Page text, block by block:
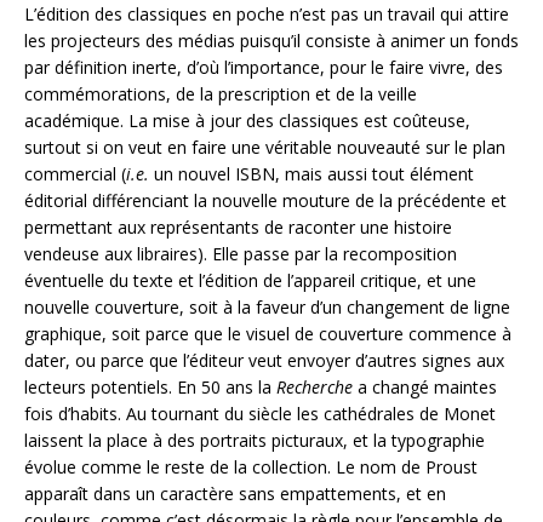
L’édition des classiques en poche n’est pas un travail qui attire
les projecteurs des médias puisqu’il consiste à animer un fonds
par définition inerte, d’où l’importance, pour le faire vivre, des
commémorations, de la prescription et de la veille
académique. La mise à jour des classiques est coûteuse,
surtout si on veut en faire une véritable nouveauté sur le plan
commercial (i.e. un nouvel ISBN, mais aussi tout élément
éditorial différenciant la nouvelle mouture de la précédente et
permettant aux représentants de raconter une histoire
vendeuse aux libraires). Elle passe par la recomposition
éventuelle du texte et l’édition de l’appareil critique, et une
nouvelle couverture, soit à la faveur d’un changement de ligne
graphique, soit parce que le visuel de couverture commence à
dater, ou parce que l’éditeur veut envoyer d’autres signes aux
lecteurs potentiels. En 50 ans la Recherche a changé maintes
fois d’habits. Au tournant du siècle les cathédrales de Monet
laissent la place à des portraits picturaux, et la typographie
évolue comme le reste de la collection. Le nom de Proust
apparaît dans un caractère sans empattements, et en